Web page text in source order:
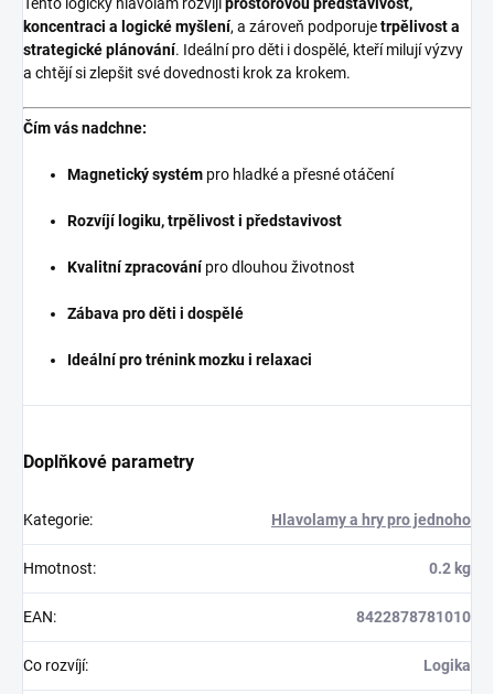
Tento logický hlavolam rozvíjíprostorovou představivost,
koncentraci a logické myšlení, a zároveň podporujetrpělivost a
strategické plánování. Ideální pro děti i dospělé, kteří milují výzvy
a chtějí si zlepšit své dovednosti krok za krokem.
Čím vás nadchne:
Magnetický systém pro hladké a přesné otáčení
Rozvíjí logiku, trpělivost i představivost
Kvalitní zpracovánípro dlouhou životnost
Zábava pro děti i dospělé
Ideální pro trénink mozku i relaxaci
Doplňkové parametry
Kategorie: Hlavolamy a hry pro jednoho
Hmotnost: 0.2 kg
EAN: 8422878781010
Co rozvíjí: Logika